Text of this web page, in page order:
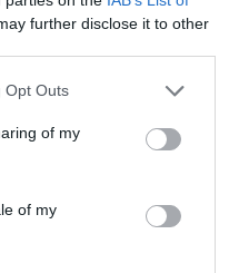
further disclose it to other
Opt Outs
of my
of my
συγκρούστηκαν υπό
να προκληθούν
τραυματισμοί. Στο ένα
Ελληνίδες, ενώ στο